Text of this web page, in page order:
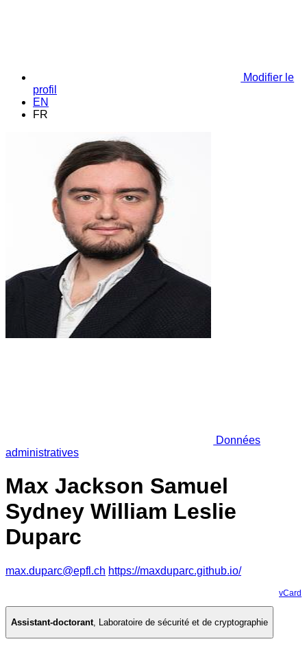
Modifier le
profil
EN
FR
Données
administratives
Max Jackson Samuel
Sydney William Leslie
Duparc
max.duparc@epfl.ch https://maxduparc.github.io/
vCard
Assistant-doctorant, Laboratoire de sécurité et de cryptographie